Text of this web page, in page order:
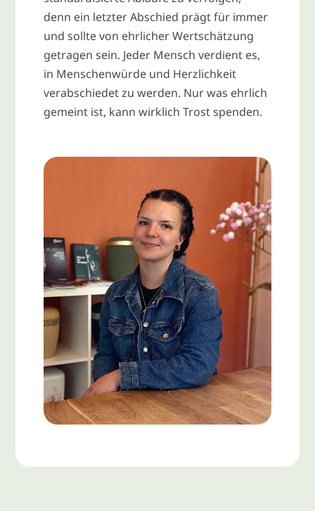
denn ein letzter Abschied prägt für immer
und sollte von ehrlicher Wertschätzung
getragen sein. Jeder Mensch verdient es,
in Menschenwürde und Herzlichkeit
verabschiedet zu werden. Nur was ehrlich
gemeint ist, kann wirklich Trost spenden.